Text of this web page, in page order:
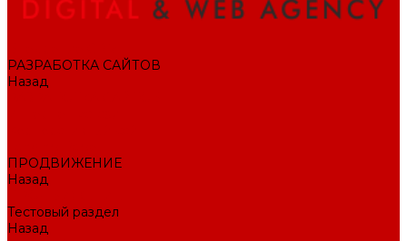
РАЗРАБОТКА САЙТОВ
Назад
ПРОДВИЖЕНИЕ
Назад
Тестовый раздел
Назад